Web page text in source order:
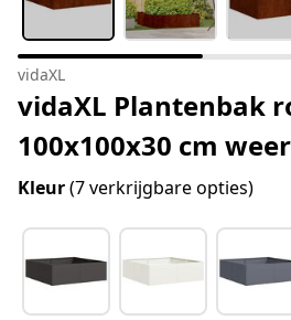
vidaXL
vidaXL Plantenbak
100x100x30 cm
Kleur(7 verkrijgbare opties)